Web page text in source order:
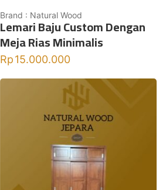
Brand : Natural Wood
Lemari Baju Custom Dengan
Meja Rias Minimalis
Rp15.000.000